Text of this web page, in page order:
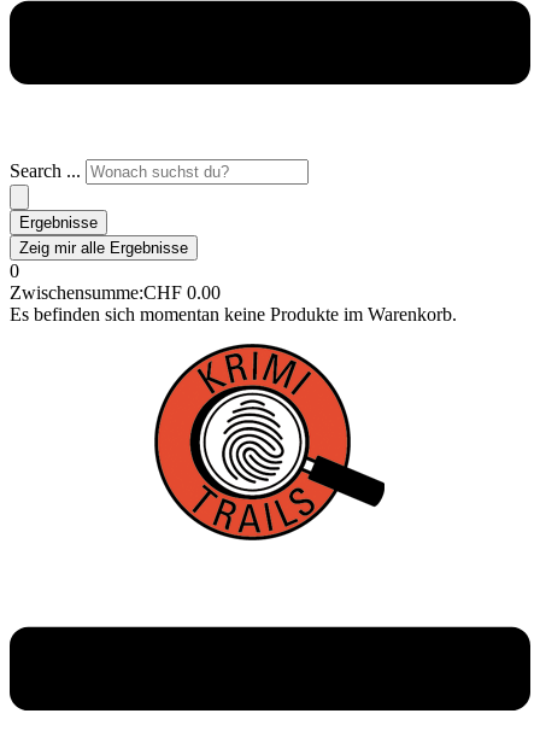
Search ...
Ergebnisse
Zeig mir alle Ergebnisse
0
Zwischensumme:CHF 0.00
Es befinden sich momentan keine Produkte im Warenkorb.